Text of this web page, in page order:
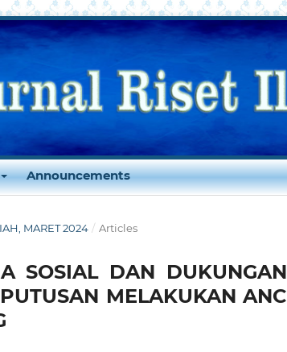
Announcements
MARET 2024 / Articles
SOSIAL DAN DUKUNGAN
MELAKUKAN ANC